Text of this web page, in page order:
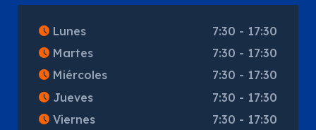
Lunes
7:30 - 17:30
Martes
7:30 - 17:30
Miércoles
7:30 - 17:30
Jueves
7:30 - 17:30
Viernes
7:30 - 17:30